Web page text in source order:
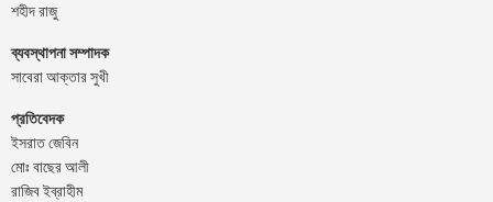
শহীদ রাজু
ব্যবস্থাপনা সম্পাদক
সাবেরা আক্তার সুখী
প্রতিবেদক
ইসরাত জেবিন
মোঃ বাছের আলী
রাজিব ইব্রাহীম